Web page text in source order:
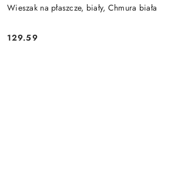
Wieszak na płaszcze, biały, Chmura biała
Cena:
129.59